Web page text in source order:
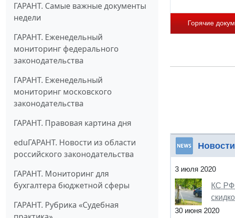
ГАРАНТ. Самые важные документы
недели
ГАРАНТ. Еженедельный
мониторинг федерального
законодательства
ГАРАНТ. Еженедельный
мониторинг московского
законодательства
ГАРАНТ. Правовая картина дня
eduГАРАНТ. Новости из области
российского законодательства
ГАРАНТ. Мониторинг для
бухгалтера бюджетной сферы
ГАРАНТ. Рубрика «Судебная
Горячие
Новости
3 июля 2020
КС РФ
30 июня 2020